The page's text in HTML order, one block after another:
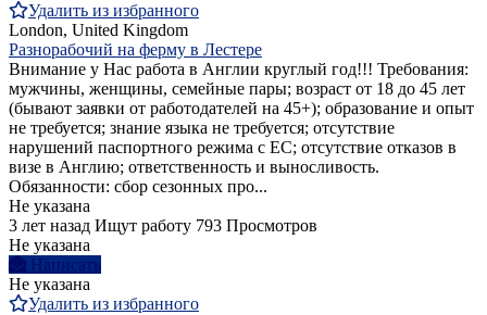
Удалить из избранного
London, United Kingdom
Разнорабочий на ферму в Лестере
Внимание у Нас работа в Англии круглый год!!! Требования:
мужчины, женщины, семейные пары; возраст от 18 до 45 лет
(бывают заявки от работодателей на 45+); образование и опыт
не требуется; знание языка не требуется; отсутствие
нарушений паспортного режима с ЕС; отсутствие отказов в
визе в Англию; ответственность и выносливость.
Обязанности: сбор сезонных про...
Не указана
3 лет назад Ищут работу 793 Просмотров
Не указана
Написать
Не указана
Удалить из избранного